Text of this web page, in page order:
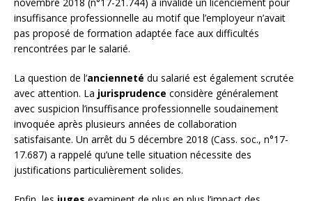
insuffisance professionnelle au motif que l’employeur n’avait
pas proposé de formation adaptée face aux difficultés
rencontrées par le salarié.
La question de l’ancienneté du salarié est également scrutée
avec attention. La jurisprudence considère généralement
avec suspicion l’insuffisance professionnelle soudainement
invoquée après plusieurs années de collaboration
satisfaisante. Un arrêt du 5 décembre 2018 (Cass. soc., n°17-
17.687) a rappelé qu’une telle situation nécessite des
justifications particulièrement solides.